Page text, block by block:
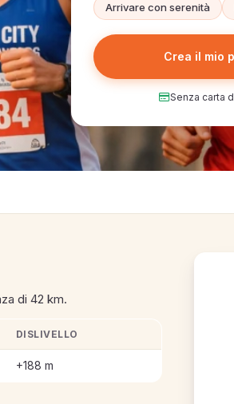
Arrivare con serenità
Crea il mio
Senza carta
di 42 km.
DISLIVELLO
+188 m